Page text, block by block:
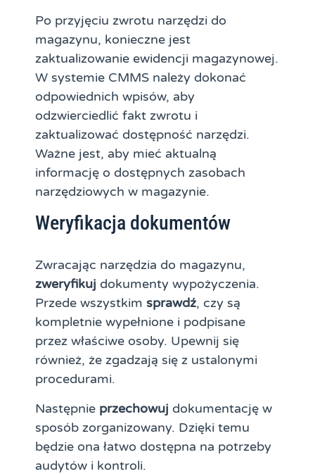
Po przyjęciu zwrotu narzędzi do
magazynu, konieczne jest
zaktualizowanie ewidencji magazynowej.
W systemie CMMS należy dokonać
odpowiednich wpisów, aby
odzwierciedlić fakt zwrotu i
zaktualizować dostępność narzędzi.
Ważne jest, aby mieć aktualną
informację o dostępnych zasobach
narzędziowych w magazynie.
Weryfikacja dokumentów
Zwracając narzędzia do magazynu,
zweryfikuj dokumenty wypożyczenia.
Przede wszystkim sprawdź, czy są
kompletnie wypełnione i podpisane
przez właściwe osoby. Upewnij się
również, że zgadzają się z ustalonymi
procedurami.
Następnie przechowuj dokumentację w
sposób zorganizowany. Dzięki temu
będzie ona łatwo dostępna na potrzeby
audytów i kontroli.